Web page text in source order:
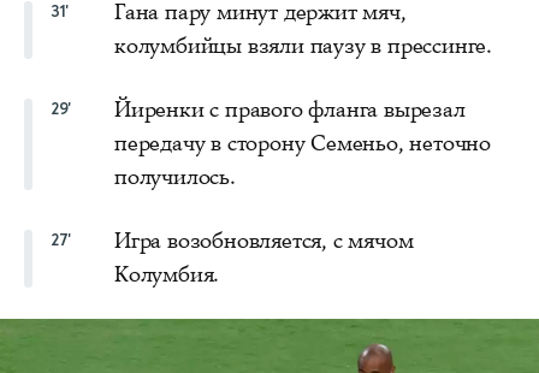
31'
Гана пару минут держит мяч,
колумбийцы взяли паузу в прессинге.
29'
Йиренки с правого фланга вырезал
передачу в сторону Семеньо, неточно
получилось.
27'
Игра возобновляется, с мячом
Колумбия.